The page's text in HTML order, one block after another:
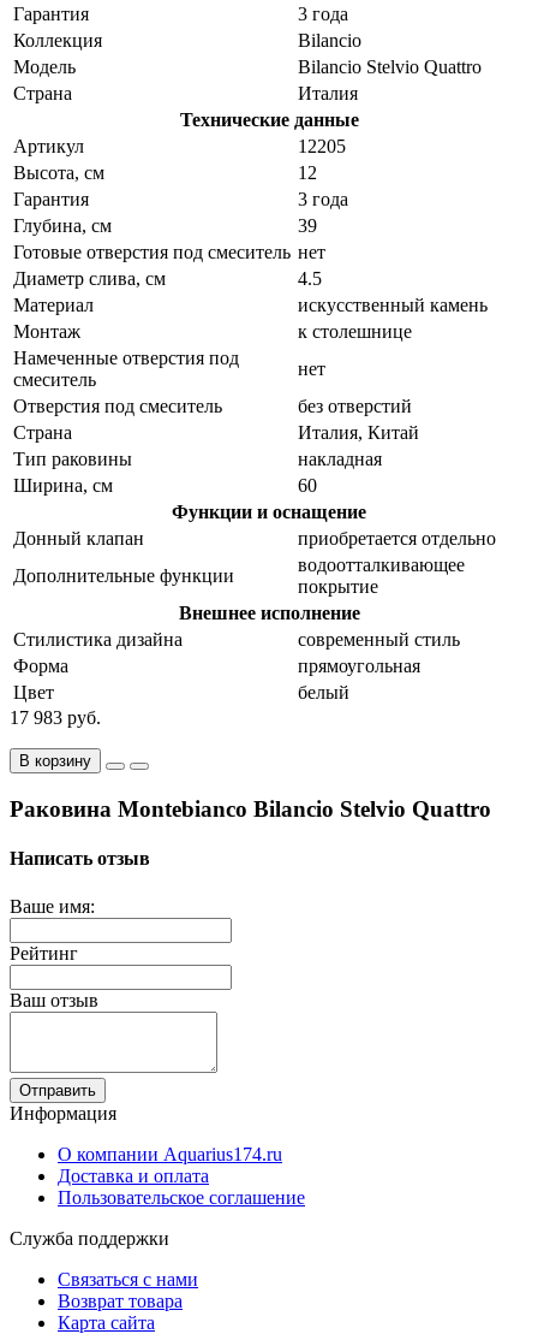
Гарантия
3 года
Коллекция
Bilancio
Модель
Bilancio Stelvio Quattro
Страна
Италия
Технические данные
Артикул
12205
Высота, см
12
Гарантия
3 года
Глубина, см
39
Готовые отверстия под смеситель нет
Диаметр слива, см
4.5
Материал
искусственный камень
Монтаж
к столешнице
Намеченные отверстия под
смеситель
нет
Отверстия под смеситель
без отверстий
Страна
Италия, Китай
Тип раковины
накладная
Ширина, см
60
Функции и оснащение
Донный клапан
приобретается отдельно
Дополнительные функции
водоотталкивающее
покрытие
Внешнее исполнение
Стилистика дизайна
современный стиль
Форма
прямоугольная
Цвет
белый
17 983 руб.
В корзину
Раковина Montebianco Bilancio Stelvio Quattro
Написать отзыв
Ваше имя:
Рейтинг
Ваш отзыв
Отправить
Информация
О компании Aquarius174.ru
Доставка и оплата
Пользовательское соглашение
Служба поддержки
Связаться с нами
Возврат товара
Карта сайта